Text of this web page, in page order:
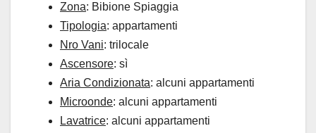
Zona: Bibione Spiaggia
Tipologia: appartamenti
Nro Vani: trilocale
Ascensore: sì
Aria Condizionata: alcuni appartamenti
Microonde: alcuni appartamenti
Lavatrice: alcuni appartamenti